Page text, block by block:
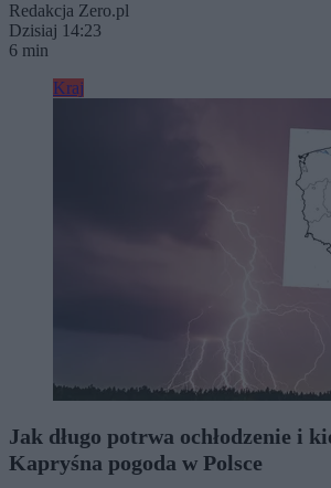
Redakcja Zero.pl
Dzisiaj 14:23
6 min
Kraj
Jak długo potrwa ochłodzenie i
Kapryśna pogoda w Polsce